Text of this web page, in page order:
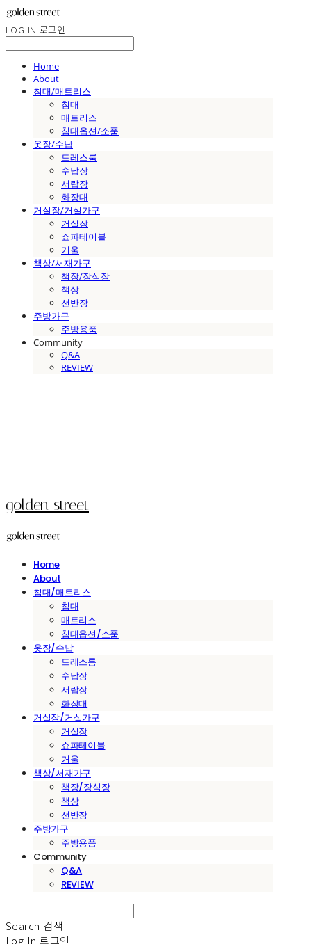
LOG IN 로그인
Home
About
침대/매트리스
침대
매트리스
침대옵션/소품
옷장/수납
드레스룸
수납장
서랍장
화장대
거실장/거실가구
거실장
쇼파테이블
거울
책상/서재가구
책장/장식장
책상
선반장
주방가구
주방용품
Community
Q&A
REVIEW
golden street
Home
About
침대/매트리스
침대
매트리스
침대옵션/소품
옷장/수납
드레스룸
수납장
서랍장
화장대
거실장/거실가구
거실장
쇼파테이블
거울
책상/서재가구
책장/장식장
책상
선반장
주방가구
주방용품
Community
Q&A
REVIEW
Search 검색
Log In 로그인